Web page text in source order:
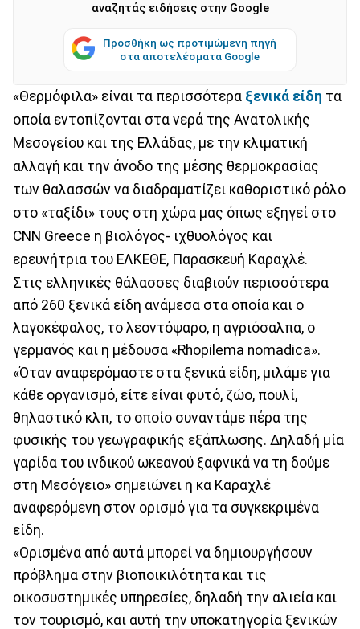
αναζητάς ειδήσεις στην Google
Προσθήκη ως προτιμώμενη πηγή
στα αποτελέσματα Google
«Θερμόφιλα» είναι τα περισσότερα ξενικά είδη τα
οποία εντοπίζονται στα νερά της Ανατολικής
Μεσογείου και της Ελλάδας, με την κλιματική
αλλαγή και την άνοδο της μέσης θερμοκρασίας
των θαλασσών να διαδραματίζει καθοριστικό ρόλο
στο «ταξίδι» τους στη χώρα μας όπως εξηγεί στο
CNN Greece η βιολόγος- ιχθυολόγος και
ερευνήτρια του ΕΛΚΕΘΕ, Παρασκευή Καραχλέ.
Στις ελληνικές θάλασσες διαβιούν περισσότερα
από 260 ξενικά είδη ανάμεσα στα οποία και ο
λαγοκέφαλος, το λεοντόψαρο, η αγριόσαλπα, ο
γερμανός και η μέδουσα «Rhopilema nomadica».
«Όταν αναφερόμαστε στα ξενικά είδη, μιλάμε για
κάθε οργανισμό, είτε είναι φυτό, ζώο, πουλί,
θηλαστικό κλπ, το οποίο συναντάμε πέρα της
φυσικής του γεωγραφικής εξάπλωσης. Δηλαδή μία
γαρίδα του ινδικού ωκεανού ξαφνικά να τη δούμε
στη Μεσόγειο» σημειώνει η κα Καραχλέ
αναφερόμενη στον ορισμό για τα συγκεκριμένα
είδη.
«Ορισμένα από αυτά μπορεί να δημιουργήσουν
πρόβλημα στην βιοποικιλότητα και τις
οικοσυστημικές υπηρεσίες, δηλαδή την αλιεία και
τον τουρισμό, και αυτή την υποκατηγορία ξενικών